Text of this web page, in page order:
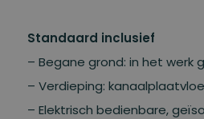
Standaard inclusief
– Begane grond: in het
– Verdieping:
– Elektrisch bedienbare,